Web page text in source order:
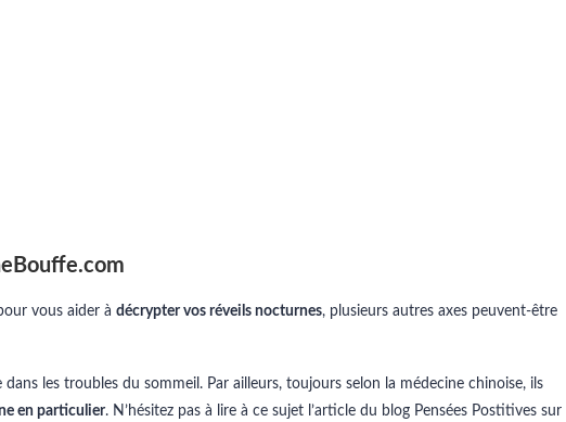
vous aider à décrypter vos réveils nocturnes, plusieurs autres axes peuvent-être
les troubles du sommeil. Par ailleurs, toujours selon la médecine chinoise, ils
en particulier. N’hésitez pas à lire à ce sujet l’article du blog Pensées Postitives sur